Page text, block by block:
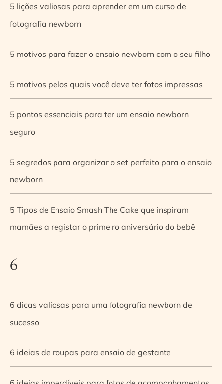
5 lições valiosas para aprender em um curso de
fotografia newborn
5 motivos para fazer o ensaio newborn com o seu filho
5 motivos pelos quais você deve ter fotos impressas
5 pontos essenciais para ter um ensaio newborn
seguro
5 segredos para organizar o set perfeito para o ensaio
newborn
5 Tipos de Ensaio Smash The Cake que inspiram
mamães a registar o primeiro aniversário do bebê
6
6 dicas valiosas para uma fotografia newborn de
sucesso
6 ideias de roupas para ensaio de gestante